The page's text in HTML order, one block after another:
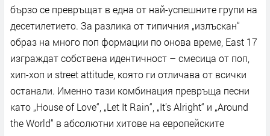
бързо се превръщат в една от най-успешните групи на
десетилетието. За разлика от типичния „излъскан“
образ на много поп формации по онова време, East 17
изграждат собствена идентичност – смесица от поп,
хип-хоп и street attitude, която ги отличава от всички
останали. Именно тази комбинация превръща песни
като „House of Love“, „Let It Rain“, „It’s Alright“ и „Around
the World“ в абсолютни хитове на европейските